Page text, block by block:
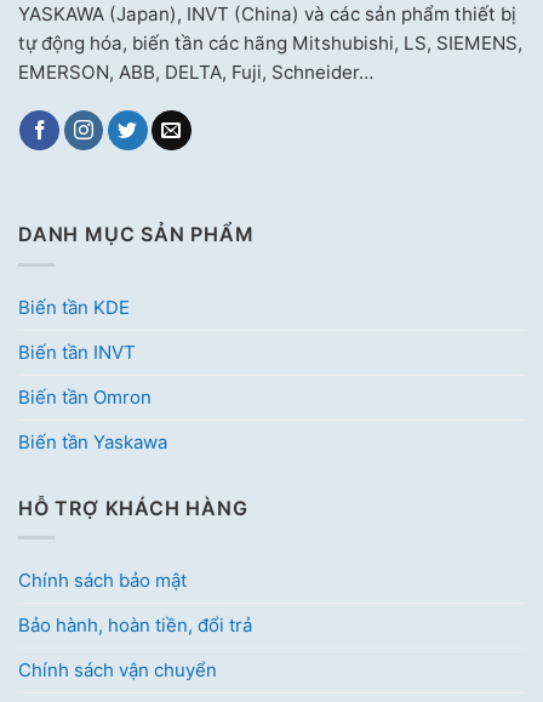
YASKAWA (Japan), INVT (China) và các sản phẩm thiết bị
tự động hóa, biến tần các hãng Mitshubishi, LS, SIEMENS,
EMERSON, ABB, DELTA, Fuji, Schneider…
DANH MỤC SẢN PHẨM
Biến tần KDE
Biến tần INVT
Biến tần Omron
Biến tần Yaskawa
HỖ TRỢ KHÁCH HÀNG
Chính sách bảo mật
Bảo hành, hoàn tiền, đổi trả
Chính sách vận chuyển